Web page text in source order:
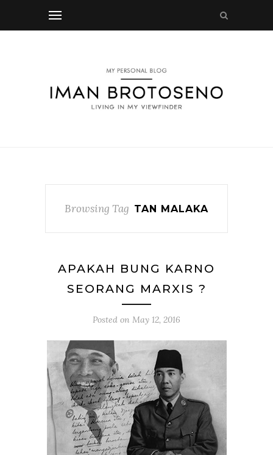
Browsing Tag TAN MALAKA
APAKAH BUNG KARNO
SEORANG MARXIS ?
Posted on May 12, 2016